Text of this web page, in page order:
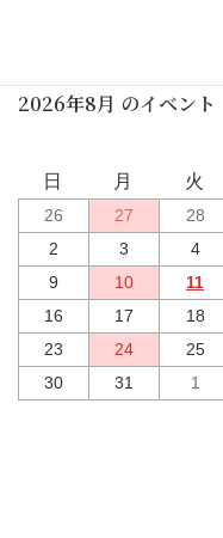
2026年8月 のイベント
日 月 火
26 27 28
2
3 4
9
10 11
16
17 18
23
24 25
30
31 1